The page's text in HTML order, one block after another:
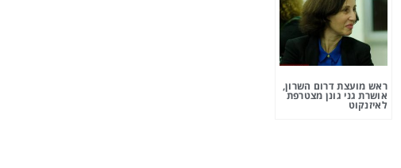
ראש מועצת דרום השרון,
אושרת גני גונן מצטרפת
לאיזנקוט